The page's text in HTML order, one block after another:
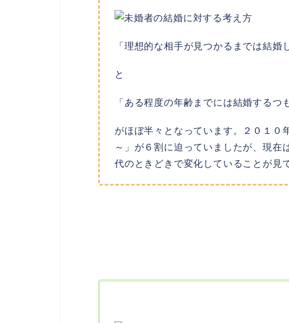
「理想的な相手が見つかるまでは結婚
と
「ある程度の年齢までには結婚するつ
がほぼ半々となっています。２０１０
～」が６割に迫っていましたが、現在
代のときどきで変化していることが見